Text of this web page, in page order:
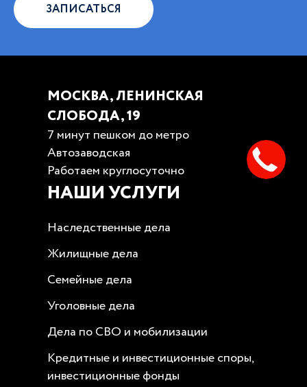
ЗАПИСАТЬСЯ
МОСКВА, ЛЕНИНСКАЯ
СЛОБОДА, 19
7 минут пешком до метро
Автозаводская
Работаем круглосуточно
НАШИ УСЛУГИ
Наследственные дела
Жилищные дела
Семейные дела
Уголовные дела
Дела по СВО и мобилизации
Кредитные и инвестиционные споры,
инвестиционные фонды